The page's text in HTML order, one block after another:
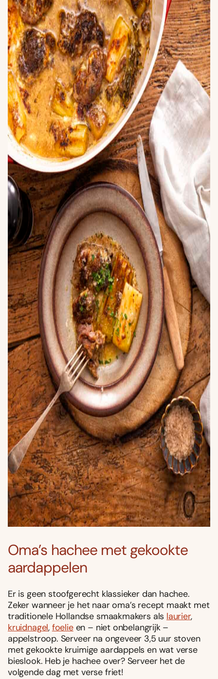
Oma’s hachee met gekookte
aardappelen
Er is geen stoofgerecht klassieker dan hachee.
Zeker wanneer je het naar oma’s recept maakt met
traditionele Hollandse smaakmakers als laurier,
kruidnagel, foelieen – niet onbelangrijk –
appelstroop. Serveer na ongeveer 3,5 uur stoven
met gekookte kruimige aardappels en wat verse
bieslook. Heb je hachee over? Serveer het de
volgende dag met verse friet!